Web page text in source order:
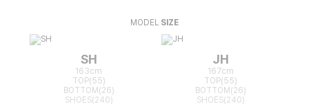
MODEL SIZE
SH
163cm
TOP(55)
BOTTOM(26)
SHOES(240)
JH
167cm
TOP(55)
BOTTOM(26)
SHOES(240)